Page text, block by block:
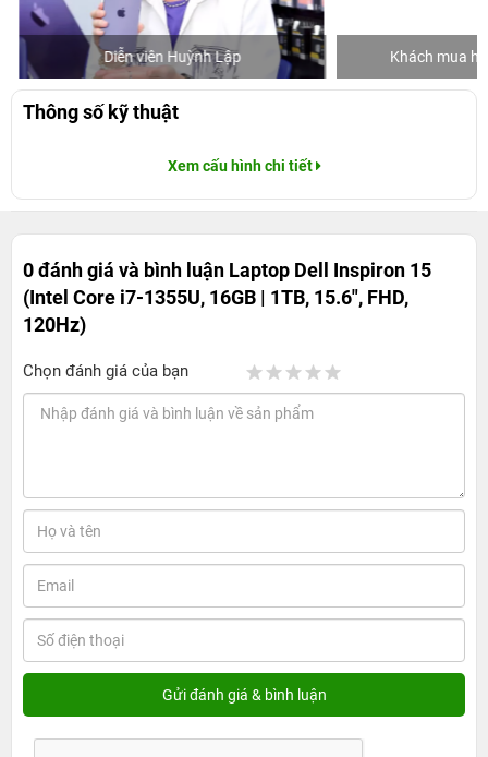
Diễn viên Huỳnh Lập Khách mua
Thông số kỹ thuật
Xem cấu hình chi tiết
0 đánh giá và bình luận Laptop Dell Inspiron 15
(Intel Core i7-1355U, 16GB | 1TB, 15.6", FHD,
120Hz)
Chọn đánh giá của bạn